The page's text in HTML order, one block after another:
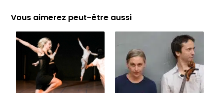
Vous aimerez peut-être aussi